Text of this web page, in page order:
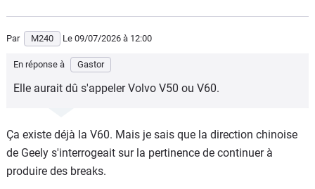
Par M240 Le 09/07/2026 à 12:00
En réponse à Gastor
Elle aurait dû s'appeler Volvo V50 ou V60.
Ça existe déjà la V60. Mais je sais que la direction chinoise
de Geely s'interrogeait sur la pertinence de continuer à
produire des breaks.